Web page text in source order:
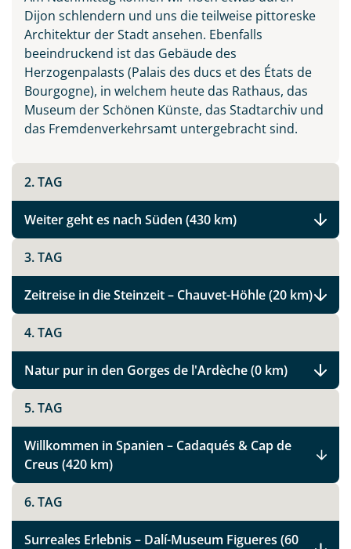
Dijon schlendern und uns die teilweise pittoreske
Architektur der Stadt ansehen. Ebenfalls
beeindruckend ist das Gebäude des
Herzogenpalasts (Palais des ducs et des États de
Bourgogne), in welchem heute das Rathaus, das
Museum der Schönen Künste, das Stadtarchiv und
das Fremdenverkehrsamt untergebracht sind.
2. TAG
Weiter geht es nach Süden (430 km)
3. TAG
Zeitreise in die Steinzeit – Chauvet-Höhle (20 km)
4. TAG
Natur pur in den Gorges de l'Ardèche (0 km)
5. TAG
Willkommen in Spanien – Cadaqués & Cap de
Creus (420 km)
6. TAG
Surreales Erlebnis – Dalí-Museum Figueres (60